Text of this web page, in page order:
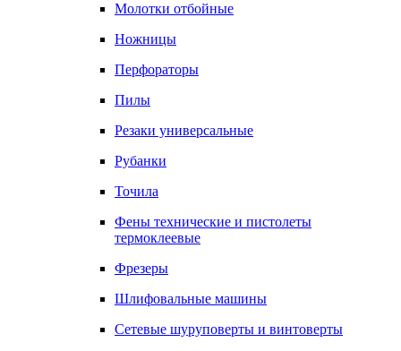
Молотки отбойные
Ножницы
Перфораторы
Пилы
Резаки универсальные
Рубанки
Точила
Фены технические и пистолеты
термоклеевые
Фрезеры
Шлифовальные машины
Сетевые шуруповерты и винтоверты